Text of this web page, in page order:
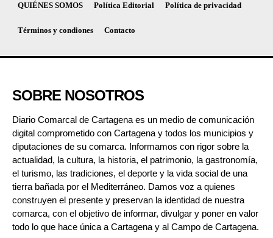
QUIÉNES SOMOS Política Editorial Política de privacidad
Términos y condiones Contacto
SOBRE NOSOTROS
Diario Comarcal de Cartagena es un medio de comunicación
digital comprometido con Cartagena y todos los municipios y
diputaciones de su comarca. Informamos con rigor sobre la
actualidad, la cultura, la historia, el patrimonio, la gastronomía,
el turismo, las tradiciones, el deporte y la vida social de una
tierra bañada por el Mediterráneo. Damos voz a quienes
construyen el presente y preservan la identidad de nuestra
comarca, con el objetivo de informar, divulgar y poner en valor
todo lo que hace única a Cartagena y al Campo de Cartagena.